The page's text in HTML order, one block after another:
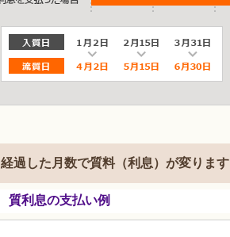
経過した月数で質料（利息）が変ります
質利息の支払い例